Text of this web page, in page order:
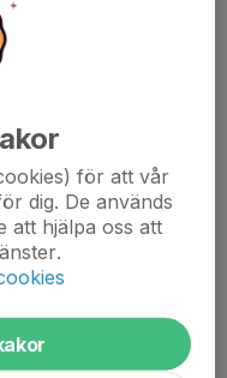
för att vår
dig. De används
att hjälpa oss att